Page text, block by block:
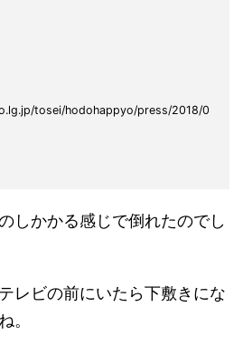
tosei/hodohappyo/press/2018/0
しかかる感じで倒れたのでし
レビの前にいたら下敷きにな
。